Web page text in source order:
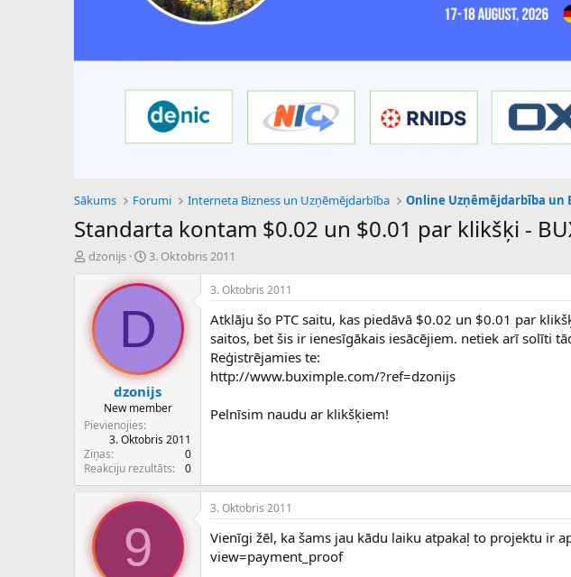
Sākums Forumi Interneta Bizness un Uzņēmējdarbība
Standarta kontam $0.02 un $0.01 par klikšķi -
P
e
d
e
z
s
ā
c
ē
dzonijs
S
k
m
a
a
t
u
m
s
3. Oktobris 2011
D
dzonijs
New member
Pievienojies
3. Oktobris 2011
Ziņas
0
Reakciju rezultāts
0
3. Oktobris 2011
Atklāju šo PTC saitu, kas piedāvā $0.02 un $0.01 par
saitos, bet šis ir ienesīgākais iesācējiem. netiek arī solīti
Reģistrējamies te:
http://www.buximple.com/?ref=dzonijs
Pelnīsim naudu ar klikšķiem!
9
3. Oktobris 2011
Vienīgi žēl, ka šams jau kādu laiku atpakaļ to projektu ir
view=payment_proof